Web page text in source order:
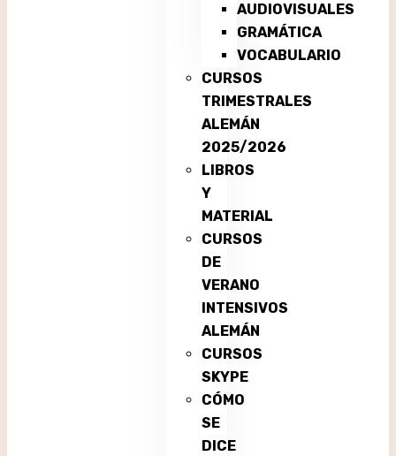
AUDIOVISUALES
GRAMÁTICA
VOCABULARIO
CURSOS
TRIMESTRALES
ALEMÁN
2025/2026
LIBROS
Y
MATERIAL
CURSOS
DE
VERANO
INTENSIVOS
ALEMÁN
CURSOS
SKYPE
CÓMO
SE
DICE